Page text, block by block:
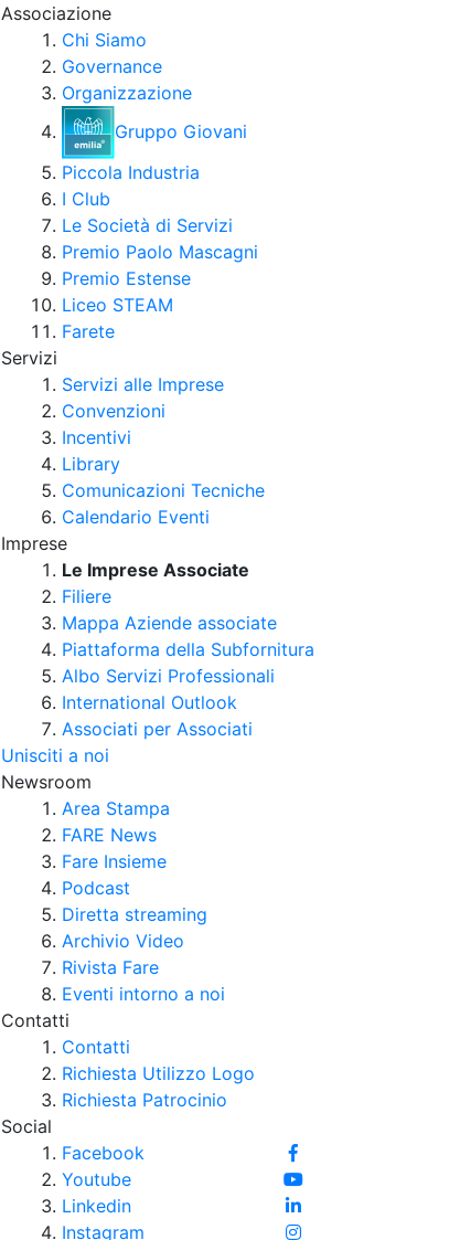
Associazione
Chi Siamo
Governance
Organizzazione
Gruppo Giovani
Piccola Industria
I Club
Le Società di Servizi
Premio Paolo Mascagni
Premio Estense
Liceo STEAM
Farete
Servizi
Servizi alle Imprese
Convenzioni
Incentivi
Library
Comunicazioni Tecniche
Calendario Eventi
Imprese
Le Imprese Associate
Filiere
Mappa Aziende associate
Piattaforma della Subfornitura
Albo Servizi Professionali
International Outlook
Associati per Associati
Unisciti a noi
Newsroom
Area Stampa
FARE News
Fare Insieme
Podcast
Diretta streaming
Archivio Video
Rivista Fare
Eventi intorno a noi
Contatti
Contatti
Richiesta Utilizzo Logo
Richiesta Patrocinio
Social
Facebook
Youtube
Linkedin
Instagram